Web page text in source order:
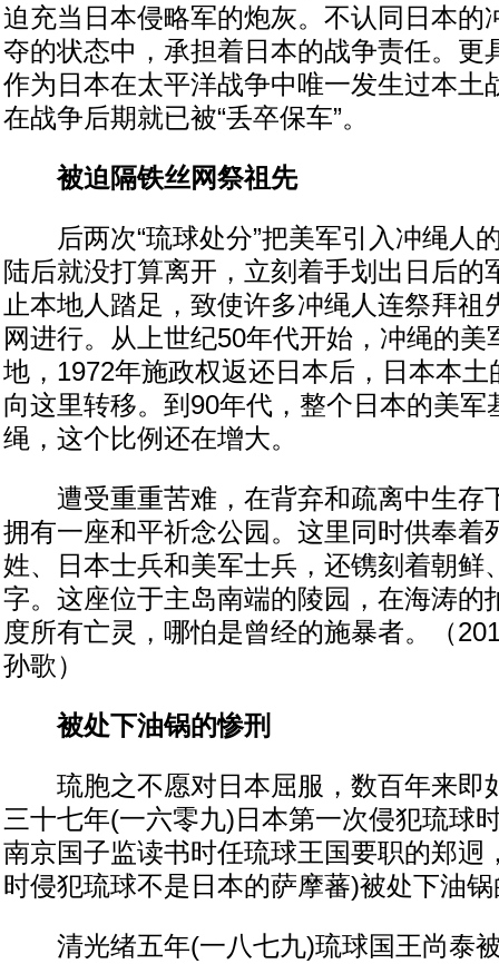
迫充当日本侵略军的炮灰。不认同日本的
夺的状态中，承担着日本的战争责任。更
作为日本在太平洋战争中唯一发生过本土
在战争后期就已被“丢卒保车”。
被迫隔铁丝网祭祖先
后两次“琉球处分”把美军引入冲绳人
陆后就没打算离开，立刻着手划出日后的
止本地人踏足，致使许多冲绳人连祭拜祖
网进行。从上世纪50年代开始，冲绳的美
地，1972年施政权返还日本后，日本本
向这里转移。到90年代，整个日本的美军
绳，这个比例还在增大。
遭受重重苦难，在背弃和疏离中生存
拥有一座和平祈念公园。这里同时供奉着
姓、日本士兵和美军士兵，还镌刻着朝鲜
字。这座位于主岛南端的陵园，在海涛的
度所有亡灵，哪怕是曾经的施暴者。（
孙歌）
被处下油锅的惨刑
琉胞之不愿对日本屈服，数百年来即
三十七年(一六零九)日本第一次侵犯琉球
南京国子监读书时任琉球王国要职的郑迵
时侵犯琉球不是日本的萨摩蕃)被处下油
清光绪五年(一八七九)琉球国王尚泰